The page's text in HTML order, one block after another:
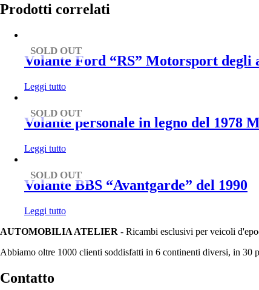
Prodotti correlati
SOLD OUT
Volante Ford “RS” Motorsport degli
Leggi tutto
SOLD OUT
Volante personale in legno del 1978
Leggi tutto
SOLD OUT
Volante BBS “Avantgarde” del 1990
Leggi tutto
AUTOMOBILIA ATELIER - Ricambi esclusivi per veicoli
Abbiamo oltre 1000 clienti soddisfatti in 6 continenti diversi, in 30
Contatto